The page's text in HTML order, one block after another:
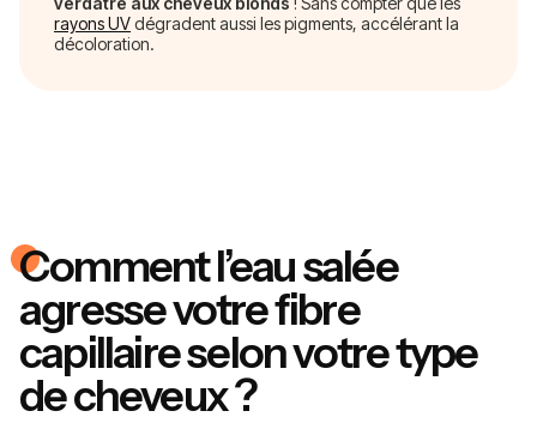
rayons UVdégradent aussi les pigments, accélérant la
décoloration.
Comment l’eau salée
agresse votre fibre
capillaire selon votre type
de cheveux ?